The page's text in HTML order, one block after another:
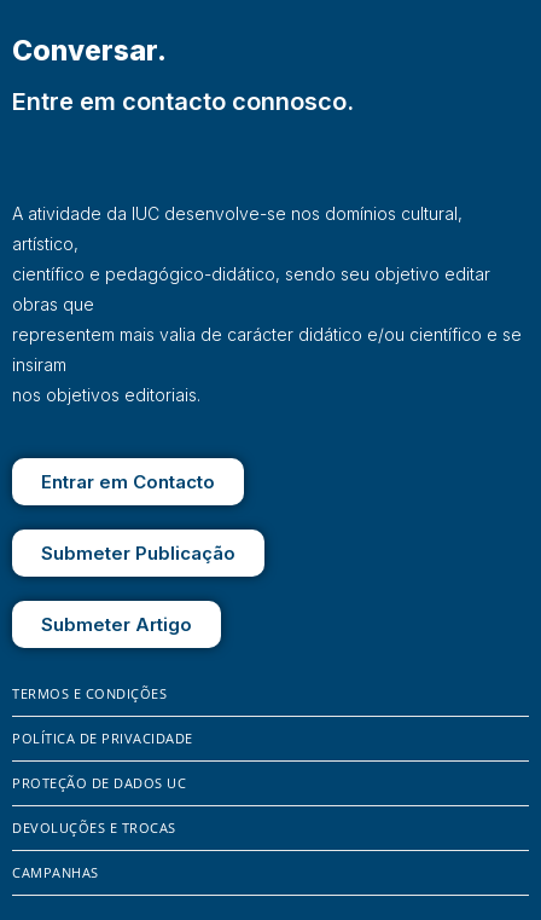
Conversar.
Entre em contacto connosco.
A atividade da IUC desenvolve-se nos domínios cultural,
artístico,
científico e pedagógico-didático, sendo seu objetivo editar
obras que
representem mais valia de carácter didático e/ou científico e se
insiram
nos objetivos editoriais.
Entrar em Contacto
Submeter Publicação
Submeter Artigo
TERMOS E CONDIÇÕES
POLÍTICA DE PRIVACIDADE
PROTEÇÃO DE DADOS UC
DEVOLUÇÕES E TROCAS
CAMPANHAS